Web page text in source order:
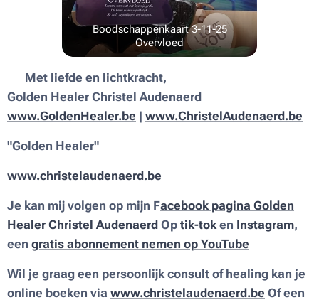
Boodschappenkaart 3-11-25
Overvloed
Met liefde en lichtkracht,
Golden Healer Christel Audenaerd
www.GoldenHealer.be | www.ChristelAudenaerd.be
"Golden Healer"
www.christelaudenaerd.be
Je kan mij volgen op mijn Facebook pagina Golden
Healer Christel Audenaerd Op tik-token Instagram,
een gratis abonnement nemen op YouTube
Wil je graag een persoonlijk consult of healing kan je
online boeken via www.christelaudenaerd.be Of een